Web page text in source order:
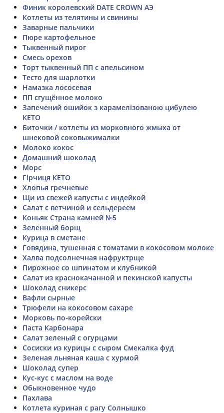
Финик королевский DATE CROWN АЭ
Котлеты из телятины и свинины
Заварные пальчики
Пюре картофельное
Тыквенный пирог
Смесь орехов
Торт тыквенный ПП с апельсином
Тесто для шарлотки
Намазка лососевая
ПП сгущённое молоко
Запечений ошийок з карамелізованою цибулею
КЕТО
Биточки / котлеты из морковного жмыха от
шнековой соковыжималки
Молоко кокос
Домашний шоколад
Морс
Гірчиця КЕТО
Хлопья гречневые
Щи из свежей капусты с индейкой
Салат с ветчиной и сельдереем
Коньяк Страна камней №5
Зеленный борщ
Курица в сметане
Говядина, тушенная с томатами в кокосовом молоке
Халва подсолнечная нафруктрще
Пирожное со шпинатом и клубникой
Салат из краснокачанной и пекинской капусты
Шоколад сникерс
Вафли сырные
Трюфели на кокосовом сахаре
Морковь по-корейски
Паста Карбонара
Салат зеленый с огурцами
Сосиски из курицы с сыром Смекалка фуд
Зеленая льняная каша с хурмой
Шоколад супер
Кус-кус с маслом на воде
Обыкновенное чудо
Пахлава
Котлета куриная с рагу Солнышко